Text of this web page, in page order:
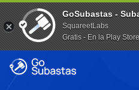
GoSubastas -
SquareetLabs
Gratis - En la Play Store